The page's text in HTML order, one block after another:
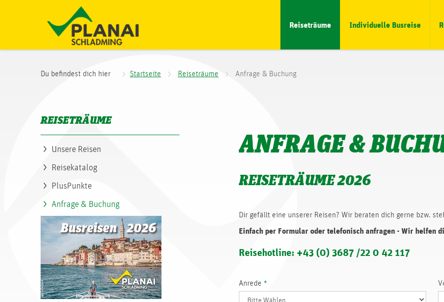
Reiseträume Individuelle Busreise
Du befindest dich hier Startseite Reiseträume Anfrage & Buchung
REISETRÄUME
Unsere Reisen
Reisekatalog
PlusPunkte
Anfrage & Buchung
ANFRAGE &
REISETRÄUME 2026
Dir gefällt eine unserer Reisen? Wir beraten dich gerne bzw.
Einfach per Formular oder telefonisch anfragen - Wir helfen
Reisehotline: +43 (0) 3687 /22 0 42 117
Anrede *